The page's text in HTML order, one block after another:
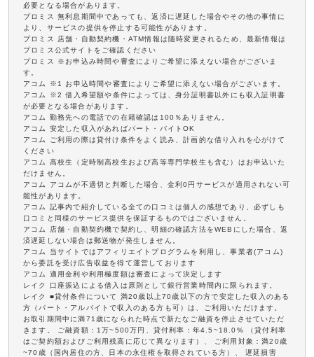
必要となる場合があります。
プロミス 無利息期間中であっても、返済に遅延した場合やその他の事情に
より、サービスの提供を停止する可能性があります。
プロミス 店舗・自動契約機・ATM情報は随時変更されるため、最新情報は
プロミス公式サイトをご確認ください
プロミス ※お申込み時間や審査によりご希望に添えない場合がございま
す。
アコム ※1 お申込時間や審査によりご希望に添えない場合がございます。
アコム ※2 借入希望額や条件によっては、身分証明書以外にも収入証明書
が必要となる場合があります。
アコム 勤務先への電話での在籍確認は100％ありません。
アコム 安定した収入があればパート・バイトOK
アコム ご利用の際は貸付け条件をよく読み、計画的な借り入れを心がけて
ください
アコム 高校生（定時制高校生および高等専門学校生も含む）はお申込いた
だけません。
アコム アコムが不適切と判断した場合、金利0円サービスが適用されない可
能性があります。
アコム 記事内で紹介している全ての口コミは個人の感想であり、必ずしも
口コミと同様のサービス提供を保証するものではございません。
アコム 店舗・自動契約機で契約し、明細の確認方法をWEBにした場合、返
済遅延しない場合は郵送物が発生しません。
アコム 当サイトではアフィリエイトプログラムを利用し、事業者(アコム)
から委託を受け広告収益を得て運営しております
アコム 適用金利や利用極度額は審査によって決定します
レイク 口座振込による借入は原則として銀行営業時間内に限られます。
レイク ■貸付条件について 満20歳以上70歳以下の方で安定した収入のある
方（パート・アルバイトで収入のある方も可）は、ご利用いただけます。
お取引期間中に満71歳になられた時点で新たなご融資を停止させていただ
きます。 ご融資額：1万~500万円、貸付利率：年4.5~18.0% （貸付利率
はご契約額およびご利用残高に応じて異なります）、 ご利用対象：満20歳
~70歳（国内居住の方、日本の永住権を取得されている方）、 遅延損害